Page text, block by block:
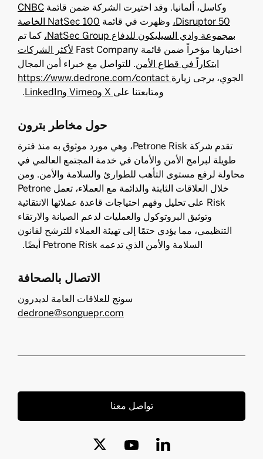
وكاسل، ألمانيا. وقد اختيرت الشركة ضمن قائمة CNBC
Disruptor 50،
وظهرت في قائمة
NatSec 100 الخاصة
بمجموعة وادي السيليكون للدفاع NatSec Group،
كما تم
اختيارها مؤخراً ضمن قائمة Fast Company
لأكثر الشركات
ابتكاراً في قطاع الأمن. للتواصل مع خبراء أمن المجال
الجوي، يرجى زيارة
ومتابعتنا على
وVimeo وLinkedIn .
حول مخاطر بترون
تقدم شركة Petrone Risk، وهي مورد موثوق به منذ فترة
طويلة لبرامج الأمن والأمان في خدمة المجتمع العالمي في
محاولة لرفع مستوى التأهب للطوارئ والسلامة والأمن. ومن
خلال العلاقات الثابتة والدائمة مع العملاء، تعمل Petrone
Risk على تحليل وفهم احتياجات قاعدة عملائها الانتقائية
وتوثيق البروتوكول والعمليات لدعم الصيانة والارتقاء
التنظيمي، مما يؤدي حتمًا إلى تهيئة العملاء للترشح لقانون
السلامة والأمن الذي تدعمه Petrone Risk أيضًا.
الاتصال بالصحافة
سونج للعلاقات العامة لديدرون
dedrone@songuepr.com
تواصل معنا